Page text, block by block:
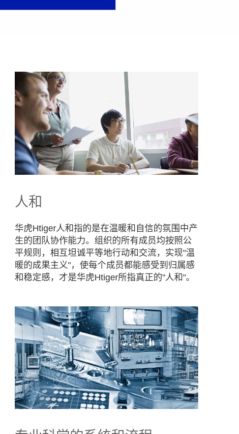
人和
华虎Htiger人和指的是在温暖和自信的氛围中产
生的团队协作能力。组织的所有成员均按照公
平规则，相互坦诚平等地行动和交流，实现"温
暖的成果主义"，使每个成员都能感受到归属感
和稳定感，才是华虎Htiger所指真正的"人和"。